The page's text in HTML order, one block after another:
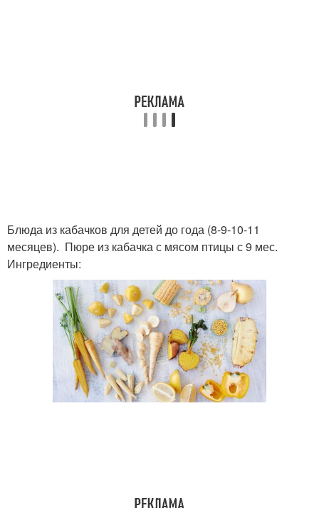
Блюда из кабачков для детей до года (8-9-10-11
месяцев). Пюре из кабачка с мясом птицы с 9 мес.
Ингредиенты: